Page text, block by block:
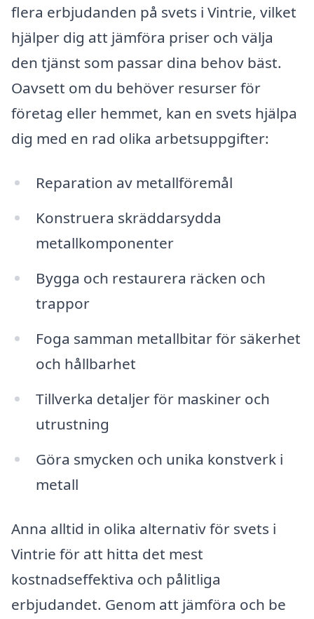
flera erbjudanden på svets i Vintrie, vilket
hjälper dig att jämföra priser och välja
den tjänst som passar dina behov bäst.
Oavsett om du behöver resurser för
företag eller hemmet, kan en svets hjälpa
dig med en rad olika arbetsuppgifter:
Reparation av metallföremål
Konstruera skräddarsydda
metallkomponenter
Bygga och restaurera räcken och
trappor
Foga samman metallbitar för säkerhet
och hållbarhet
Tillverka detaljer för maskiner och
utrustning
Göra smycken och unika konstverk i
metall
Anna alltid in olika alternativ för svets i
Vintrie för att hitta det mest
kostnadseffektiva och pålitliga
erbjudandet. Genom att jämföra och be